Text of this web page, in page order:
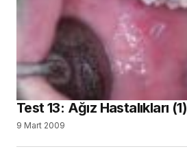
Test 13: Ağız Hastalıkları (1)
9 Mart 2009